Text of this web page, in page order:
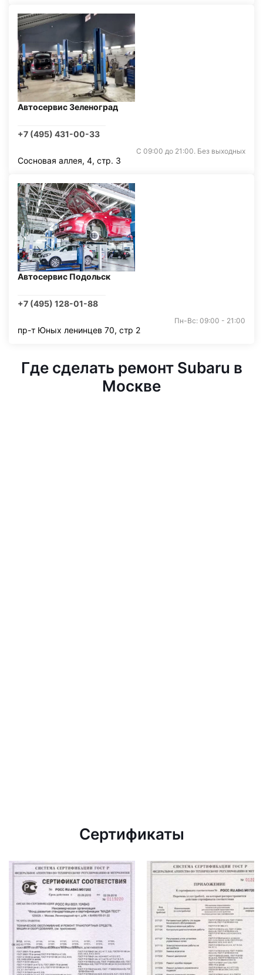
Автосервис Зеленоград
+7 (495) 431-00-33
С 09:00 до 21:00. Без выходных
Сосновая аллея, 4, стр. 3
Автосервис Подольск
+7 (495) 128-01-88
Пн-Вс: 09:00 - 21:00
пр-т Юных ленинцев 70, стр 2
Где сделать ремонт Subaru в
Москве
Сертификаты